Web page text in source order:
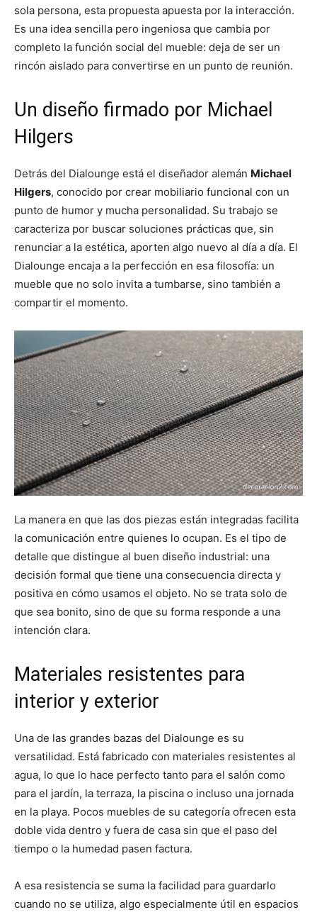
sola persona, esta propuesta apuesta por la interacción.
Es una idea sencilla pero ingeniosa que cambia por
completo la función social del mueble: deja de ser un
rincón aislado para convertirse en un punto de reunión.
Un diseño firmado por Michael
Hilgers
Detrás del Dialounge está el diseñador alemán Michael
Hilgers, conocido por crear mobiliario funcional con un
punto de humor y mucha personalidad. Su trabajo se
caracteriza por buscar soluciones prácticas que, sin
renunciar a la estética, aporten algo nuevo al día a día. El
Dialounge encaja a la perfección en esa filosofía: un
mueble que no solo invita a tumbarse, sino también a
compartir el momento.
La manera en que las dos piezas están integradas facilita
la comunicación entre quienes lo ocupan. Es el tipo de
detalle que distingue al buen diseño industrial: una
decisión formal que tiene una consecuencia directa y
positiva en cómo usamos el objeto. No se trata solo de
que sea bonito, sino de que su forma responde a una
intención clara.
Materiales resistentes para
interior y exterior
Una de las grandes bazas del Dialounge es su
versatilidad. Está fabricado con materiales resistentes al
agua, lo que lo hace perfecto tanto para el salón como
para el jardín, la terraza, la piscina o incluso una jornada
en la playa. Pocos muebles de su categoría ofrecen esta
doble vida dentro y fuera de casa sin que el paso del
tiempo o la humedad pasen factura.
A esa resistencia se suma la facilidad para guardarlo
cuando no se utiliza, algo especialmente útil en espacios